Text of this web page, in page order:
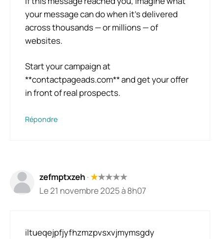
your message can do when it’s delivered
across thousands — or millions — of
websites.
Start your campaign at
**contactpageads.com** and get your offer
in front of real prospects.
Répondre
zefmptxzeh ·★★★★★
Le 21 novembre 2025 à 8h07
iltueqejpfjyfhzmzpvsxvjmymsgdy